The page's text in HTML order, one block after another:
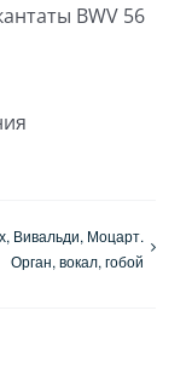
BWV 56
Вивальди, Моцарт.
Орган, вокал, гобой